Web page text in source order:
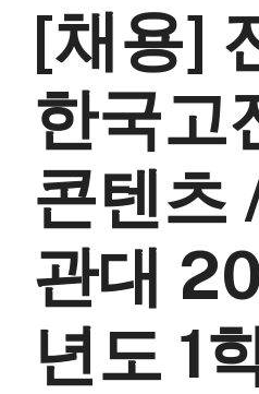
[채용]
한국고
콘텐츠
관대
년도 1